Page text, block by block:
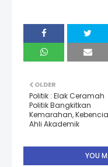
OLDER
Politik : Elak Ceramah
Politik Bangkitkan
Kemarahan,
Ahli Akademik
YOU